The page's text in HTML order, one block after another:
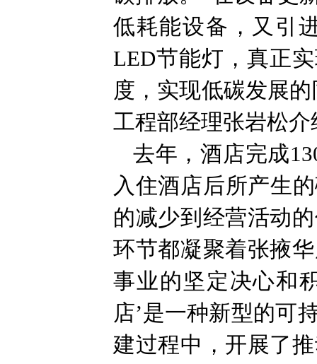
低耗能设备，又引
LED节能灯，真正
度，实现低碳发展
工程部经理张岩松介
去年，酒店完成
入住酒店后所产生
的减少到经营活动
环节都凝聚着张掖
事业的坚定决心和
店’是一种新型的可
建过程中，开展了